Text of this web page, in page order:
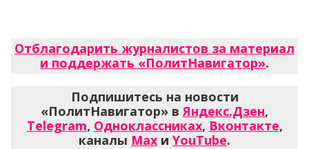
Отблагодарить журналистов за материал
и поддержать «ПолитНавигатор».
Подпишитесь на новости
«ПолитНавигатор» в Яндекс.Дзен,
Telegram, Одноклассниках, Вконтакте,
каналы Max и YouTube.